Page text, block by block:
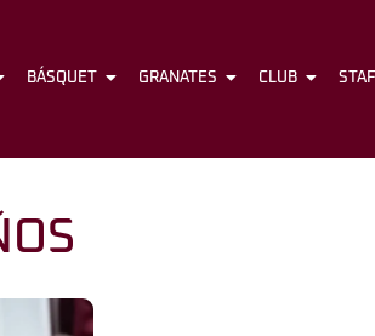
FÚTBOL BÁSQUET GRANATES
BÁSQUET GRANATES CLUB